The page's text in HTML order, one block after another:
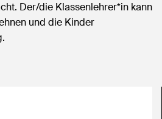
Der/die Klassenlehrer*in kann
und die Kinder